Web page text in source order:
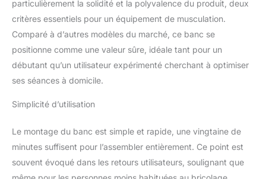
expérience confortable
aux débutants et aux
particuliers, et est équipé
d'un banc musculation
multifonction adapté aux
exercices complets.
positions ajustables
selon votre morphologie
et vos habitudes
particulièrement la solidité et la polyvalence du produit, deux
critères essentiels pour un équipement de musculation.
Comparé à d’autres modèles du marché, ce banc se
positionne comme une valeur sûre, idéale tant pour un
débutant qu’un utilisateur expérimenté cherchant à optimiser
ses séances à domicile.
Simplicité d’utilisation
Le montage du banc est simple et rapide, une vingtaine de
minutes suffisent pour l’assembler entièrement. Ce point est
souvent évoqué dans les retours utilisateurs, soulignant que